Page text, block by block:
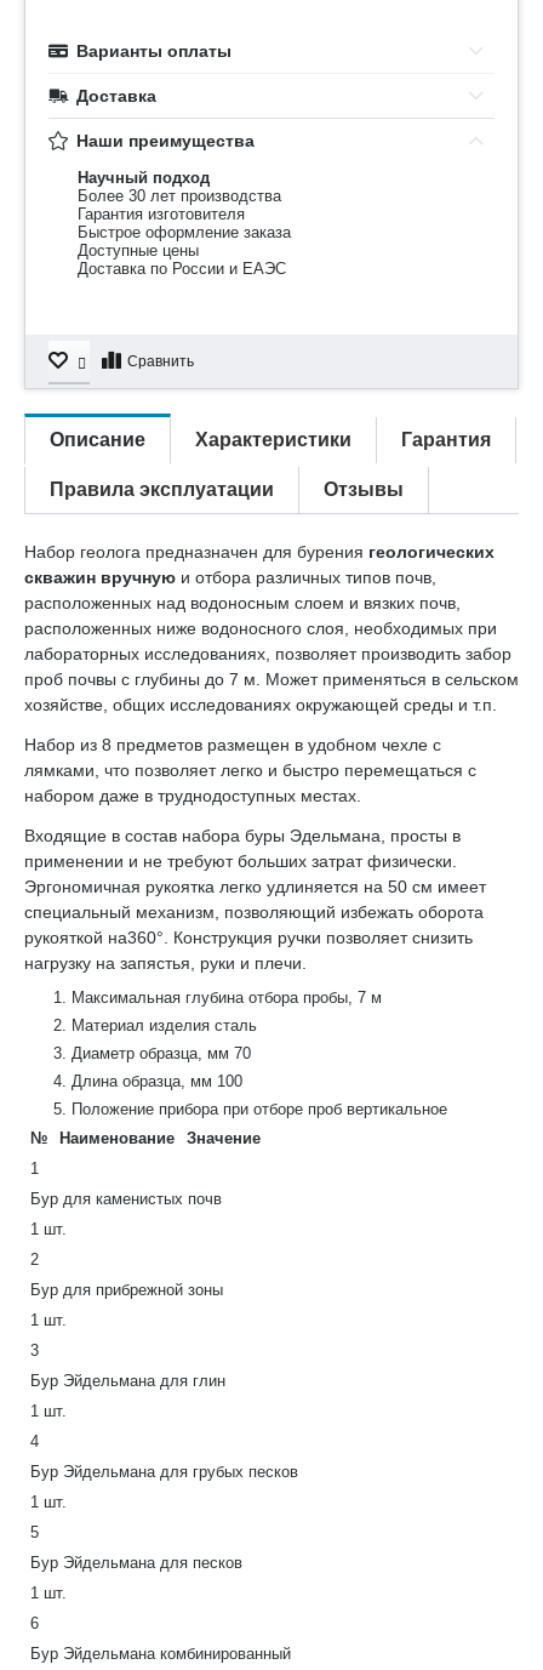
Варианты оплаты
Доставка
Наши преимущества
Научный подход
Более 30 лет производства
Гарантия изготовителя
Быстрое оформление заказа
Доступные цены
Доставка по России и ЕАЭС
Сравнить
Описание Характеристики Гарантия
Правила эксплуатации Отзывы
Набор геолога предназначен для бурения геологических
скважин вручную и отбора различных типов почв,
расположенных над водоносным слоем и вязких почв,
расположенных ниже водоносного слоя, необходимых при
лабораторных исследованиях, позволяет производить забор
проб почвы с глубины до 7 м. Может применяться в сельском
хозяйстве, общих исследованиях окружающей среды и т.п.
Набор из 8 предметов размещен в удобном чехле с
лямками, что позволяет легко и быстро перемещаться с
набором даже в труднодоступных местах.
Входящие в состав набора буры Эдельмана, просты в
применении и не требуют больших затрат физически.
Эргономичная рукоятка легко удлиняется на 50 см имеет
специальный механизм, позволяющий избежать оборота
рукояткой на360°. Конструкция ручки позволяет снизить
нагрузку на запястья, руки и плечи.
Максимальная глубина отбора пробы, 7 м
Материал изделия сталь
Диаметр образца, мм 70
Длина образца, мм 100
Положение прибора при отборе проб вертикальное
№
Наименование
Значение
1
Бур для каменистых почв
1 шт.
2
Бур для прибрежной зоны
1 шт.
3
Бур Эйдельмана для глин
1 шт.
4
Бур Эйдельмана для грубых песков
1 шт.
5
Бур Эйдельмана для песков
1 шт.
6
Бур Эйдельмана комбинированный